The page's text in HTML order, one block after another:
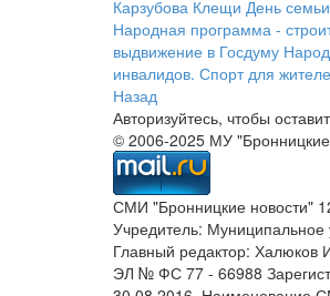
Карзубова Клещи День
Народная программа -
выдвижение в Госдуму
инвалидов. Спорт для
Назад
Авторизуйтесь, чтобы
© 2006-2025 МУ
СМИ "Бронницкие новости"
Учредитель:
Главный редактор: Халюков
ЭЛ № ФС 77 - 66988